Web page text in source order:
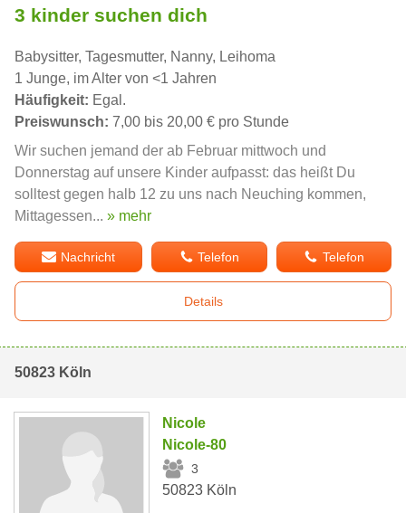
3 kinder suchen dich
Babysitter, Tagesmutter, Nanny, Leihoma
1 Junge, im Alter von <1 Jahren
Häufigkeit: Egal.
Preiswunsch: 7,00 bis 20,00 € pro Stunde
Wir suchen jemand der ab Februar mittwoch und
Donnerstag auf unsere Kinder aufpasst: das heißt Du
solltest gegen halb 12 zu uns nach Neuching kommen,
Mittagessen... » mehr
Nachricht Telefon Telefon
Details
50823 Köln
Nicole
Nicole-80
3
50823 Köln